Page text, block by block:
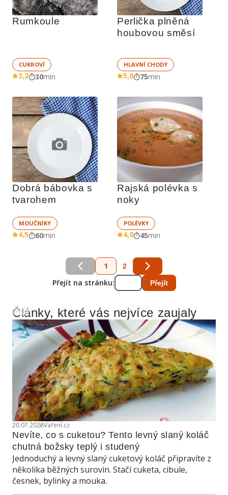
Rumkoule
CUKROVÍ
3,2 30min
Perlička plněná
houbovou směsí
HLAVNÍ CHODY
5,0 75min
Dobrá bábovka s
tvarohem
MOUČNÍKY
4,5 60min
Rajská polévka s
noky
POLÉVKY
4,0 45min
1 2
Přejít na stránku: Přejít
Reklama
Články, které vás nejvíce zaujaly
20.07.2026Vaření.cz
Nevíte, co s cuketou? Tento levný slaný koláč
chutná božsky teplý i studený
Jednoduchý a levný slaný cuketový koláč připravíte z
několika běžných surovin. Stačí cuketa, cibule,
česnek, bylinky a mouka.